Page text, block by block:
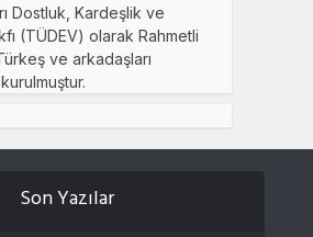
Dostluk, Kardeşlik ve
(TÜDEV) olarak Rahmetli
ve arkadaşları
Son Yazılar